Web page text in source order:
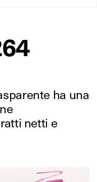
ha una
netti e